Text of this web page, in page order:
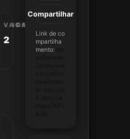
VAGAS
2
Compartilhar
Link de co
mpartilha
mento: